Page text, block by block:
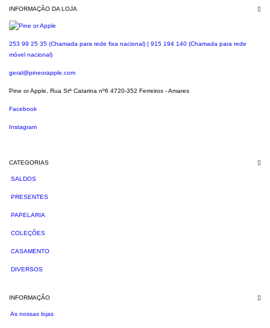
INFORMAÇÃO DA LOJA
253 99 25 35 (Chamada para rede fixa nacional) | 915 194 140 (Chamada para rede
móvel nacional)
geral@pineorapple.com
Pine or Apple, Rua Stª Catarina nº6 4720-352 Ferreiros - Amares
Facebook
Instagram
CATEGORIAS
SALDOS
PRESENTES
PAPELARIA
COLEÇÕES
CASAMENTO
DIVERSOS
INFORMAÇÃO
As nossas lojas